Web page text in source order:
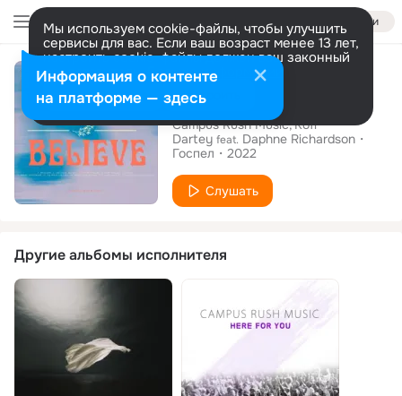
Войти
Мы используем cookie-файлы, чтобы улучшить
сервисы для вас. Если ваш возраст менее 13 лет,
настроить cookie-файлы должен ваш законный
представитель. Больше информации
Разрешить все Настроить
Awesome Wonder
Campus Rush Music Kofi
Dartey feat. Daphne Richardson
Госпел
2022
Слушать
Другие альбомы исполнителя
Информация о контенте
на платформе — здесь